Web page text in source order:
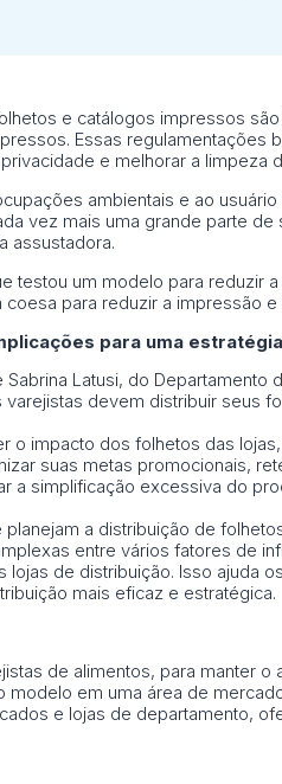
e catálogos impressos
Essas regulamentações
e melhorar a limpeza
ambientais e ao
vez mais uma grande parte
assustadora.
testou um modelo para reduzir
para reduzir a impressão
para uma
Sabrina Latusi, do
devem distribuir seus
o impacto dos folhetos das
suas metas promocionais,
a simplificação excessiva do
a distribuição de
entre vários fatores de
de distribuição. Isso ajuda
mais eficaz e estratégica.
de alimentos, para manter
modelo em uma área de
e lojas de departamento,